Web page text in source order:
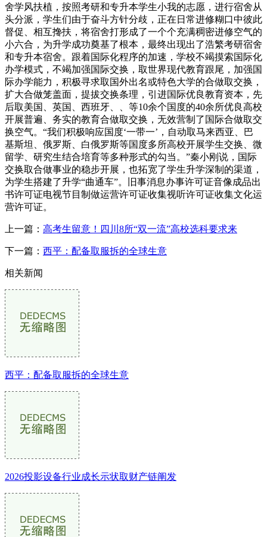
舍学风扶植，按照考研和专升本学生小我的志愿，进行宿舍从
头分派，学生们由于奋斗方针分歧，正在日常进修糊口中彼此
督促、相互搀扶，将宿舍打形成了一个个充满稠密进修空气的
小六合，为升学成功奠基了根本，最终出现出了浩繁考研宿舍
和专升本宿舍。跟着国际化程序的加速，学校不竭摸索国际化
办学模式，不竭加强国际交换，取世界现代教育跟尾，加强国
际办学能力，积极寻求取国外出名或特色大学的合做取交换，
扩大合做笼盖面，提拔交换条理，引进国际优良教育资本，先
后取美国、英国、西班牙、、等10余个国度的40余所优良高校
开展普遍、务实的教育合做取交换，无效营制了国际合做取交
换空气。“我们积极响应国度‘一带一’，自动取马来西亚、巴
基斯坦、俄罗斯、白俄罗斯等国度多所高校开展学生交换、微
留学、研究生结合培育等多种形式的勾当。”秦小刚说，国际
交换取合做事业的稳步开展，也拓宽了学生升学深制的渠道，
为学生搭建了升学“曲通车”。旧事消息办事许可证音像成品出
书许可证电视节目制做运营许可证收集视听许可证收集文化运
营许可证。
上一篇： 高考生留意！四川8所“双一流”高校选科要求来
下一篇： 西平：配备取服拆的全球生意
相关新闻
西平：配备取服拆的全球生意
2026投影设备行业成长示状取财产链阐发